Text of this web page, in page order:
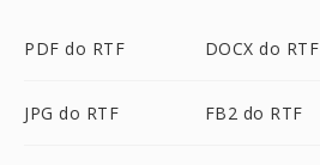
PDF do RTF DOCX do RTF
JPG do RTF FB2 do RTF